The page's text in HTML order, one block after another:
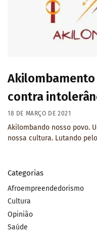
Akilombamento
contra
18 DE MARÇO DE 2021
Akilombando nosso povo.
nossa cultura. Lutando
Categorias
Afroempreendedorismo
Cultura
Opinião
Saúde